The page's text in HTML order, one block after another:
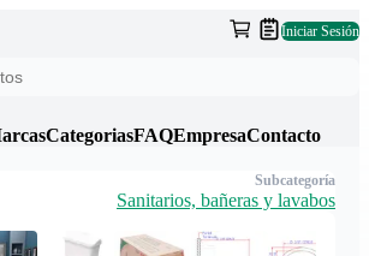
Iniciar Sesión
CategoriasFAQEmpresaContacto
Subcategoría
Sanitarios, bañeras y lavabos